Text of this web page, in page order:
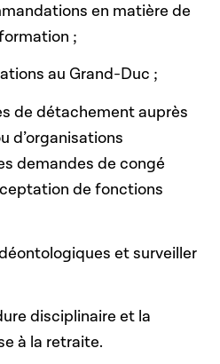
en matière de
;
au Grand-Duc ;
de détachement auprès
d’organisations
demandes de congé
de fonctions
et surveiller
disciplinaire et la
à la retraite.